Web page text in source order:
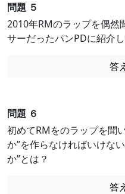
問題 ５
2010年RMのラップを偶然
サーだったパンPDに紹介
答
問題 ６
初めてRMをのラップを聞
か”を作らなければいけな
か”とは？
答